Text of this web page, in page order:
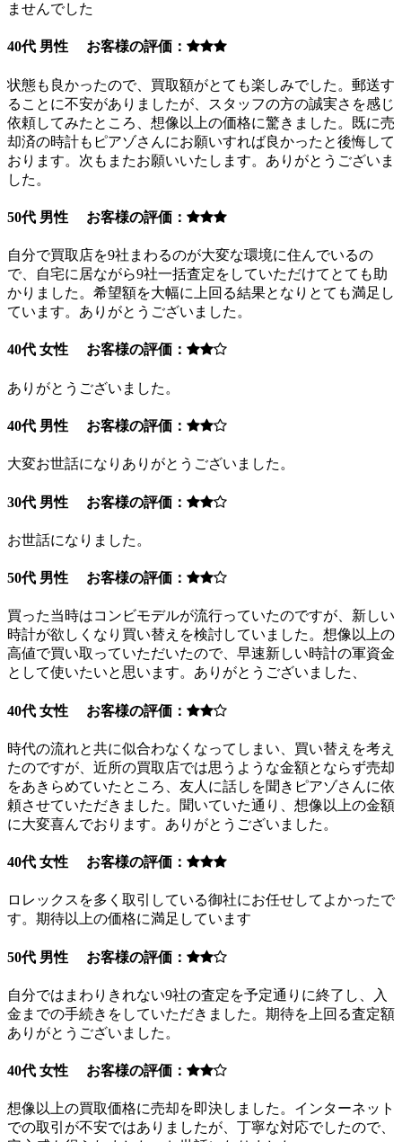
ませんでした
40代 男性 お客様の評価：
状態も良かったので、買取額がとても楽しみでした。郵送す
ることに不安がありましたが、スタッフの方の誠実さを感じ
依頼してみたところ、想像以上の価格に驚きました。既に売
却済の時計もピアゾさんにお願いすれば良かったと後悔して
おります。次もまたお願いいたします。ありがとうございま
した。
50代 男性 お客様の評価：
自分で買取店を9社まわるのが大変な環境に住んでいるの
で、自宅に居ながら9社一括査定をしていただけてとても助
かりました。希望額を大幅に上回る結果となりとても満足し
ています。ありがとうございました。
40代 女性 お客様の評価：
ありがとうございました。
40代 男性 お客様の評価：
大変お世話になりありがとうございました。
30代 男性 お客様の評価：
お世話になりました。
50代 男性 お客様の評価：
買った当時はコンビモデルが流行っていたのですが、新しい
時計が欲しくなり買い替えを検討していました。想像以上の
高値で買い取っていただいたので、早速新しい時計の軍資金
として使いたいと思います。ありがとうございました、
40代 女性 お客様の評価：
時代の流れと共に似合わなくなってしまい、買い替えを考え
たのですが、近所の買取店では思うような金額とならず売却
をあきらめていたところ、友人に話しを聞きピアゾさんに依
頼させていただきました。聞いていた通り、想像以上の金額
に大変喜んでおります。ありがとうございました。
40代 女性 お客様の評価：
ロレックスを多く取引している御社にお任せしてよかったで
す。期待以上の価格に満足しています
50代 男性 お客様の評価：
自分ではまわりきれない9社の査定を予定通りに終了し、入
金までの手続きをしていただきました。期待を上回る査定額
ありがとうございました。
40代 女性 お客様の評価：
想像以上の買取価格に売却を即決しました。インターネット
での取引が不安ではありましたが、丁寧な対応でしたので、